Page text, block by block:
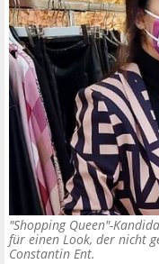
"Shopping Queen"-
für einen Look, der nicht
Constantin Ent.